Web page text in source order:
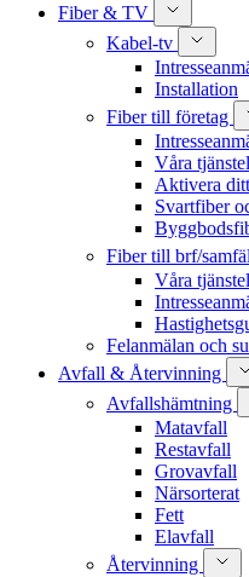
Fiber & TV
Kabel-tv
Installation
Fiber till företag
Våra
Aktivera
Svartfiber
Fiber till brf/
Våra
Felanmälan och
Avfall & Återvinning
Avfallshämtning
Matavfall
Restavfall
Grovavfall
Närsorterat
Fett
Elavfall
Återvinning